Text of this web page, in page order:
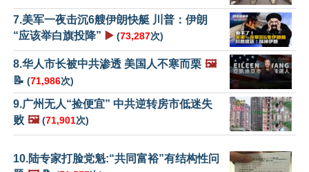
7.美军一夜击沉6艘伊朗快艇 川普：伊朗
“应该举白旗投降” ▶️ (73,287次)
8.华人市长被中共渗透 美国人不寒而栗 🖼️
📝 (71,986次)
9.广州无人“捡便宜” 中共逆转房市低迷失
败 🖼️ (71,901次)
10.陆专家打脸党魁:“共同富裕”有结构性问